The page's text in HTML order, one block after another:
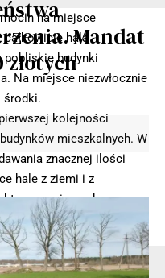
na miejsce
hala
pobliskie budynki
Na miejsce niezwłocznie
środki.
kolejności
mieszkalnych. W
znacznej ilości
hale z ziemi i z
czerpania wody przy
Mandat
złotych